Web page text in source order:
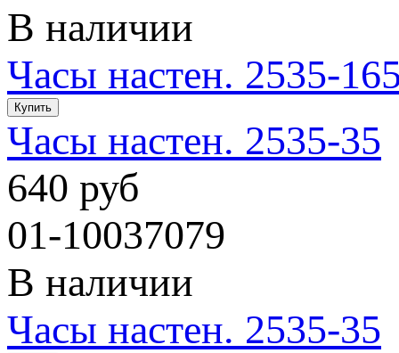
В наличии
Часы настен. 2535-
Часы настен. 2535-35
640 руб
01-10037079
В наличии
Часы настен. 2535-35